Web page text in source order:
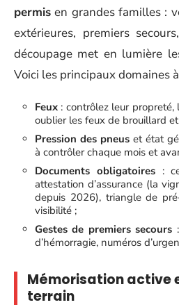
permis en grandes familles :
extérieures, premiers
découpage met en lumière
Voici les principaux domaines
Feux : contrôlez leur
oublier les feux de brouillard
Pression des pneus et état
à contrôler chaque mois et
Documents obligatoires:
attestation d’assurance (la
depuis 2026), triangle de
visibilité ;
Gestes de premiers secours
d’hémorragie, numéros
Mémorisation active
terrain